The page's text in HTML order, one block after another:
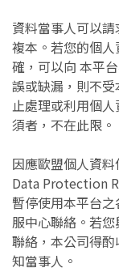
資料當事人可以
複本。若您的個
確，可以向 本平
誤或缺漏，則不
止處理或利用個
須者，不在此限。
因應歐盟個人資
Data Protection
暫停使用本平台
服中心聯絡。若
聯絡，本公司得
知當事人。